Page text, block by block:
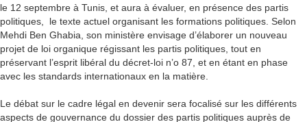
le 12 septembre à Tunis, et aura à évaluer, en présence des partis
politiques, le texte actuel organisant les formations politiques. Selon
Mehdi Ben Ghabia, son ministère envisage d’élaborer un nouveau
projet de loi organique régissant les partis politiques, tout en
préservant l’esprit libéral du décret-loi n’o 87, et en étant en phase
avec les standards internationaux en la matière.
Le débat sur le cadre légal en devenir sera focalisé sur les différents
aspects de gouvernance du dossier des partis politiques auprès de